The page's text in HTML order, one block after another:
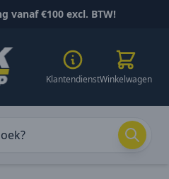
vanaf €100 excl. BTW!
KlantendienstWinkelwagen